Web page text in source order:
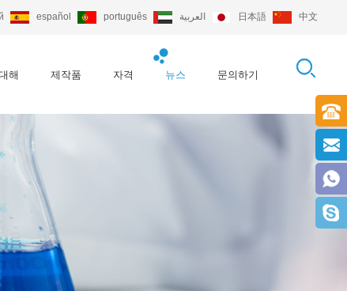
español português العربية 日本語 中文
해 제작품 자격 뉴스 문의하기